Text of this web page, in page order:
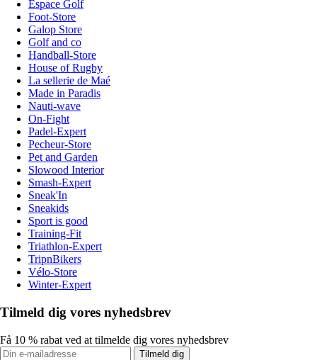
Espace Golf
Foot-Store
Galop Store
Golf and co
Handball-Store
House of Rugby
La sellerie de Maé
Made in Paradis
Nauti-wave
On-Fight
Padel-Expert
Pecheur-Store
Pet and Garden
Slowood Interior
Smash-Expert
Sneak'In
Sneakids
Sport is good
Training-Fit
Triathlon-Expert
TripnBikers
Vélo-Store
Winter-Expert
Tilmeld dig vores nyhedsbrev
Få 10 % rabat ved at tilmelde dig vores nyhedsbrev
Tilmeld dig